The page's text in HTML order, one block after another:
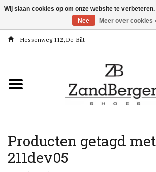
Hessenweg 112, De-Bilt
Kleding
Meisjes
Jongens
Producten getagd met
211dev05
Wij slaan cookies op om onze website te
Nee
Meer over cookies